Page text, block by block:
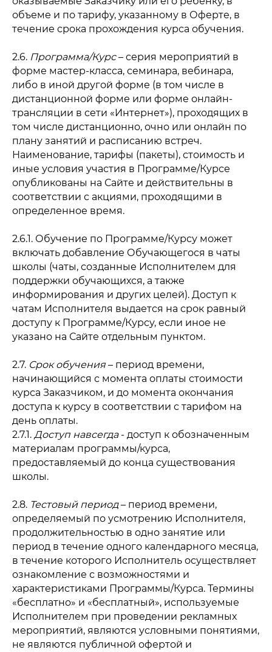
объеме и по тарифу, указанному в Оферте, в
течение срока прохождения курса обучения.
2.6. Программа/Курс– серия мероприятий в
форме мастер-класса, семинара, вебинара,
либо в иной другой форме (в том числе в
дистанционной форме или форме онлайн-
трансляции в сети «Интернет»), проходящих в
том числе дистанционно, очно или онлайн по
плану занятий и расписанию встреч.
Наименование, тарифы (пакеты), стоимость и
иные условия участия в Программе/Курсе
опубликованы на Сайте и действительны в
соответствии с акциями, проходящими в
определенное время.
2.6.1. Обучение по Программе/Курсу может
включать добавление Обучающегося в чаты
школы (чаты, созданные Исполнителем для
поддержки обучающихся, а также
информирования и других целей). Доступ к
чатам Исполнителя выдается на срок равный
доступу к Программе/Курсу, если иное не
указано на Сайте отдельным пунктом.
2.7. Срок обучения – период времени,
начинающийся с момента оплаты стоимости
курса Заказчиком, и до момента окончания
доступа к курсу в соответствии с тарифом на
день оплаты.
2.7.1. Доступ навсегда- доступ к обозначенным
материалам программы/курса,
предоставляемый до конца существования
школы.
2.8. Тестовый период– период времени,
определяемый по усмотрению Исполнителя,
продолжительностью в одно занятие или
период в течение одного календарного месяца,
в течение которого Исполнитель осуществляет
ознакомление с возможностями и
характеристиками Программы/Курса. Термины
«бесплатно» и «бесплатный», используемые
Исполнителем при проведении рекламных
мероприятий, являются условными понятиями,
не являются публичной офертой и